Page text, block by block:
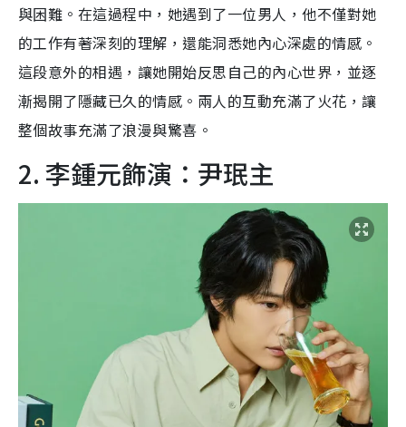
與困難。在這過程中，她遇到了一位男人，他不僅對她
的工作有著深刻的理解，還能洞悉她內心深處的情感。
這段意外的相遇，讓她開始反思自己的內心世界，並逐
漸揭開了隱藏已久的情感。兩人的互動充滿了火花，讓
整個故事充滿了浪漫與驚喜。
2. 李鍾元飾演：尹珉主